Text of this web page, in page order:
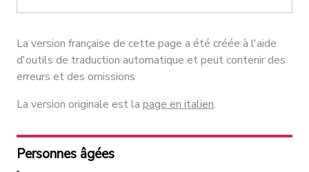
La version française de cette page a été créée à l'aide
d'outils de traduction automatique et peut contenir des
erreurs et des omissions
La version originale est la page en italien.
Personnes âgées